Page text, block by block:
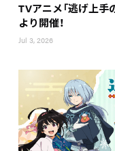
TVアニメ「逃げ上
より開催！
Jul 3, 2026